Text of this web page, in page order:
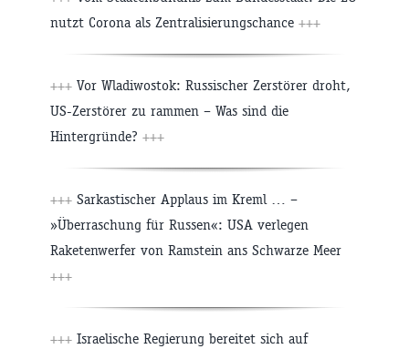
nutzt Corona als Zentralisierungschance +++
+++ Vor Wladiwostok: Russischer Zerstörer droht,
US-Zerstörer zu rammen – Was sind die
Hintergründe? +++
+++ Sarkastischer Applaus im Kreml … –
»Überraschung für Russen«: USA verlegen
Raketenwerfer von Ramstein ans Schwarze Meer
+++
+++ Israelische Regierung bereitet sich auf